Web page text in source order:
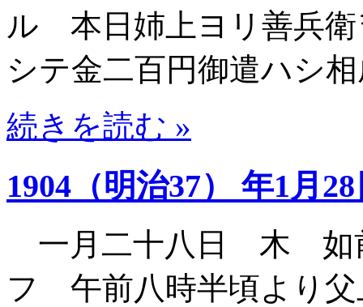
ル 本日姉上ヨリ善兵衛
シテ金二百円御遣ハシ
続きを読む »
1904（明治37） 年1月
一月二十八日 木 如
フ 午前八時半頃より